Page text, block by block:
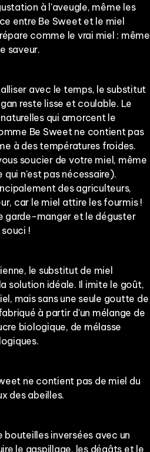
à l'aveugle, même les
entre Be Sweet et le miel
comme le vrai miel : même
saveur.
avec le temps, le substitut
reste lisse et coulable. Le
qui amorcent le
Be Sweet ne contient pas
à des températures froides.
soucier de votre miel, même
n'est pas nécessaire).
des agriculteurs,
car le miel attire les fourmis !
garde-manger et le déguster
!
le substitut de miel
solution idéale. Il imite le goût,
mais sans une seule goutte de
à partir d'un mélange de
biologique, de mélasse
ne contient pas de miel du
des abeilles.
inversées avec un
le gaspillage, les dégâts et le